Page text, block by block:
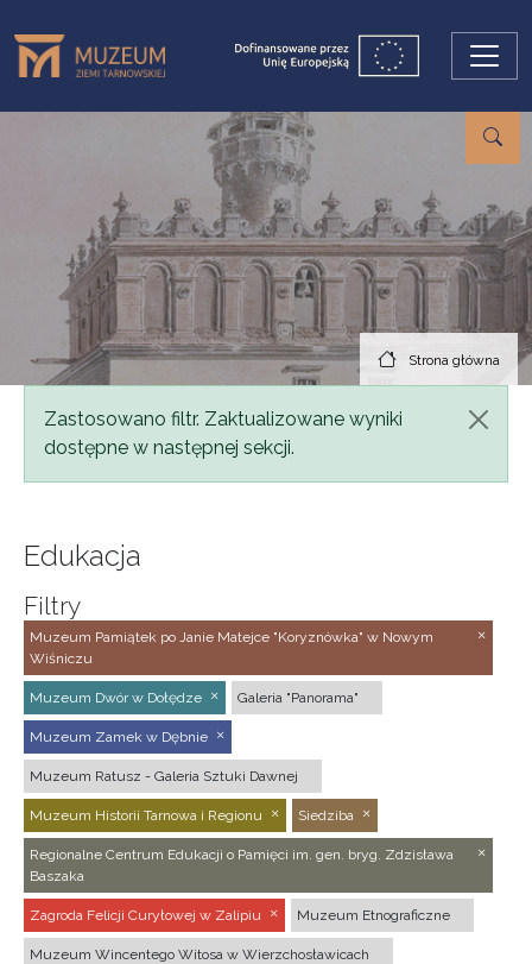
Strona główna
Komunikat
Zastosowano filtr. Zaktualizowane wyniki
dostępne w następnej sekcji.
Edukacja
Filtry
Muzeum Pamiątek po Janie Matejce "Koryznówka" w Nowym
Wiśniczu
Muzeum Dwór w Dołędze Galeria "Panorama"
Muzeum Zamek w Dębnie
Muzeum Ratusz - Galeria Sztuki Dawnej
Muzeum Historii Tarnowa i Regionu Siedziba
Regionalne Centrum Edukacji o Pamięci im. gen. bryg. Zdzisława
Baszaka
Zagroda Felicji Curyłowej w Zalipiu Muzeum Etnograficzne
Muzeum Wincentego Witosa w Wierzchosławicach